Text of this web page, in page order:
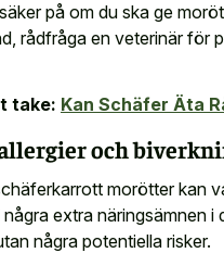
på om du ska ge
rådfråga en veterinär för
take: Kan Schäfer Äta
och
morötter kan
extra näringsämnen i
några potentiella risker.